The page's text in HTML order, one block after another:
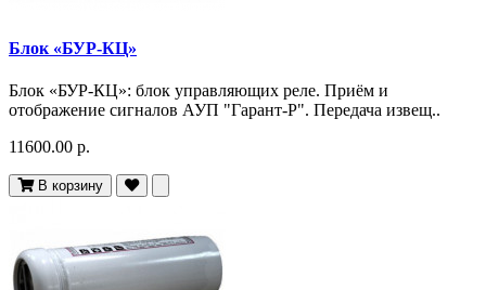
Блок «БУР-КЦ»
Блок «БУР-КЦ»: блок управляющих реле. Приём и
отображение сигналов АУП "Гарант-Р". Передача извещ..
11600.00 р.
В корзину